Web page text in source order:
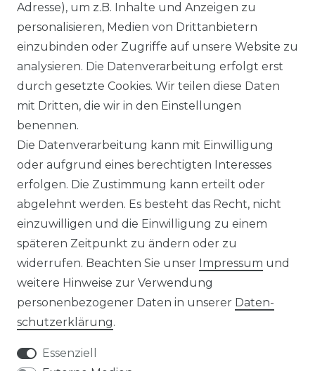
☛ TOP Marken – TOP Qualität
☞ Fachhändler mit Beratung
☛ Über 30.000 Top Bewertungen
☞ Mehr als 200.000 Produkte am Lager
Impressum Daten­schutz­erklärung
Adresse), um z.B. Inhalte und Anzeigen zu
personalisieren, Medien von Drittanbietern
einzubinden oder Zugriffe auf unsere Website zu
analysieren. Die Datenverarbeitung erfolgt erst
durch gesetzte Cookies. Wir teilen diese Daten
mit Dritten, die wir in den Einstellungen
benennen.
Die Datenverarbeitung kann mit Einwilligung
oder aufgrund eines berechtigten Interesses
erfolgen. Die Zustimmung kann erteilt oder
abgelehnt werden. Es besteht das Recht, nicht
einzuwilligen und die Einwilligung zu einem
späteren Zeitpunkt zu ändern oder zu
widerrufen. Beachten Sie unser Impressum und
weitere Hinweise zur Verwendung
personenbezogener Daten in unserer Daten­
schutz­erklärung.
Essenziell